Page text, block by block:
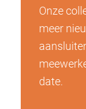
Onze
meer
date.